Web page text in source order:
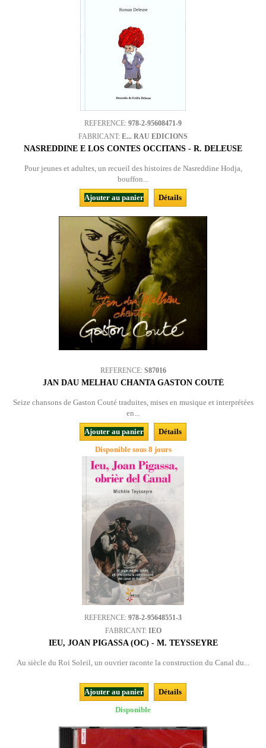
REFERENCE: 978-2-95608471-9
FABRICANT: E... RAU EDICIONS
NASREDDINE E LOS CONTES OCCITANS - R. DELEUSE
Pour jeunes et adultes, un recueil des histoires de Nasreddine Hodja,
bouffon...
Ajouter au panier Détails
REFERENCE: S87016
JAN DAU MELHAU CHANTA GASTON COUTÉ
Seize chansons de Gaston Couté traduites, mises en musique et interprétées
en...
Ajouter au panier
Détails
Disponible sous 8 jours
REFERENCE: 978-2-95648551-3
FABRICANT: IEO
IEU, JOAN PIGASSA (OC) - M. TEYSSEYRE
Au siècle du Roi Soleil, un ouvrier raconte la construction du Canal du...
Ajouter au panier
Détails
Disponible